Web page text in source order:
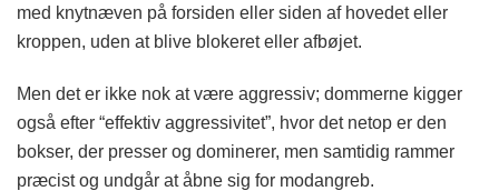
med knytnæven på forsiden eller siden af hovedet eller
kroppen, uden at blive blokeret eller afbøjet.
Men det er ikke nok at være aggressiv; dommerne kigger
også efter “effektiv aggressivitet”, hvor det netop er den
bokser, der presser og dominerer, men samtidig rammer
præcist og undgår at åbne sig for modangreb.